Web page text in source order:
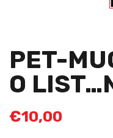
PET-
O
€10,00